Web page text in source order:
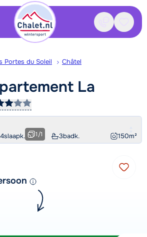
Contact
Portes du Soleil Châtel
La
4slaapk. 3badk. 150m²
1/1